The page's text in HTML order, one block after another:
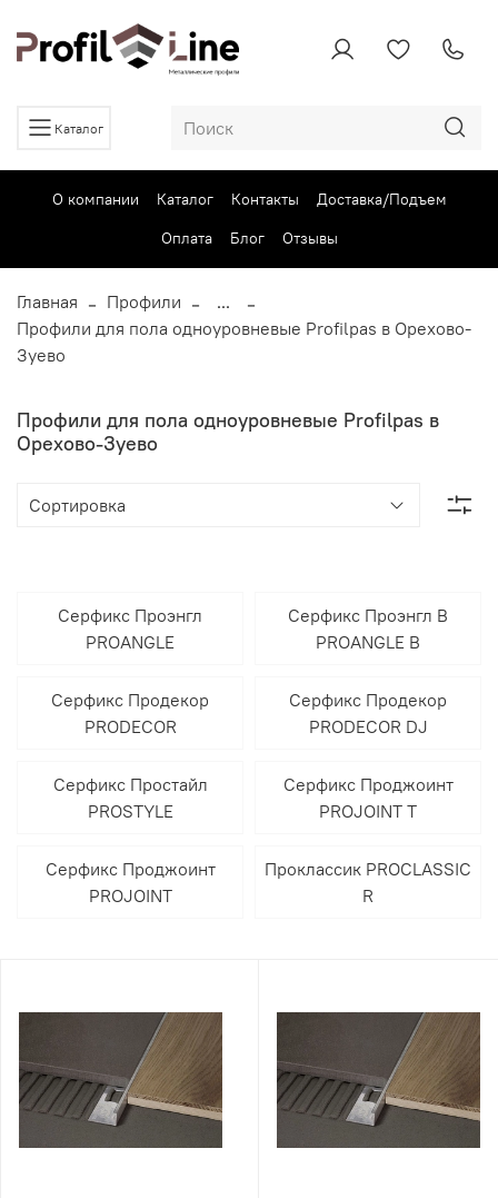
Каталог
О компании Каталог Контакты
Доставка/Подъем
Оплата
Блог Отзывы
Главная Профили
...
Профили для пола одноуровневые Profilpas в Орехово-
Зуево
Профили для пола одноуровневые Profilpas в
Орехово-Зуево
Серфикс Проэнгл
PROANGLE
Серфикс Проэнгл В
PROANGLE B
Серфикс Продекор
PRODECOR
Серфикс Продекор
PRODECOR DJ
Серфикс Простайл
PROSTYLE
Серфикс Проджоинт
PROJOINT T
Серфикс Проджоинт
PROJOINT
Проклассик PROCLASSIC
R